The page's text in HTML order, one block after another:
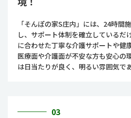
「そんぽの家S庄内」には、24時間
し、サポート体制を確立しているだ
に合わせた丁寧な介護サポートや健
医療面や介護面が不安な方も安心の
は日当たりが良く、明るい雰囲気で
03